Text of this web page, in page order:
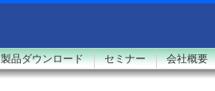
製品ダウンロード セミナー 会社概要